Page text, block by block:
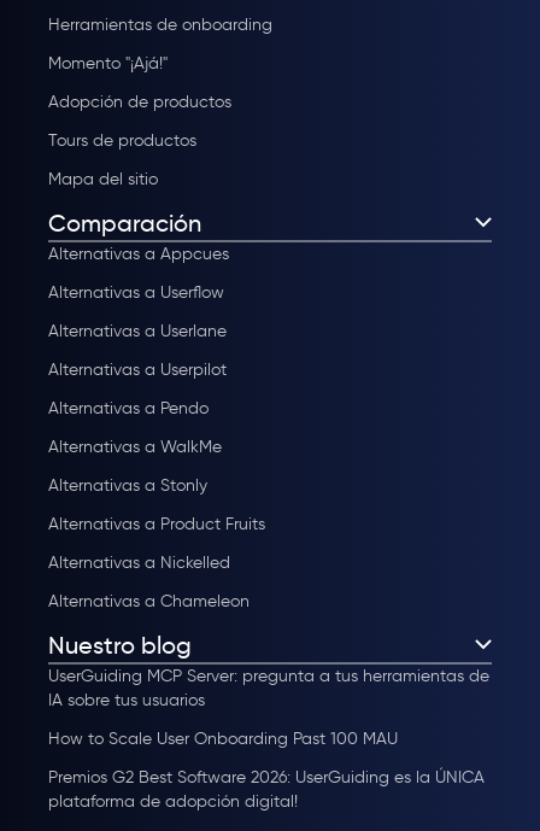
Herramientas de onboarding
Momento "¡Ajá!"
Adopción de productos
Tours de productos
Mapa del sitio
Comparación
Alternativas a Appcues
Alternativas a Userflow
Alternativas a Userlane
Alternativas a Userpilot
Alternativas a Pendo
Alternativas a WalkMe
Alternativas a Stonly
Alternativas a Product Fruits
Alternativas a Nickelled
Alternativas a Chameleon
Nuestro blog
UserGuiding MCP Server: pregunta a tus herramientas de
IA sobre tus usuarios
How to Scale User Onboarding Past 100 MAU
Premios G2 Best Software 2026: UserGuiding es la ÚNICA
plataforma de adopción digital!